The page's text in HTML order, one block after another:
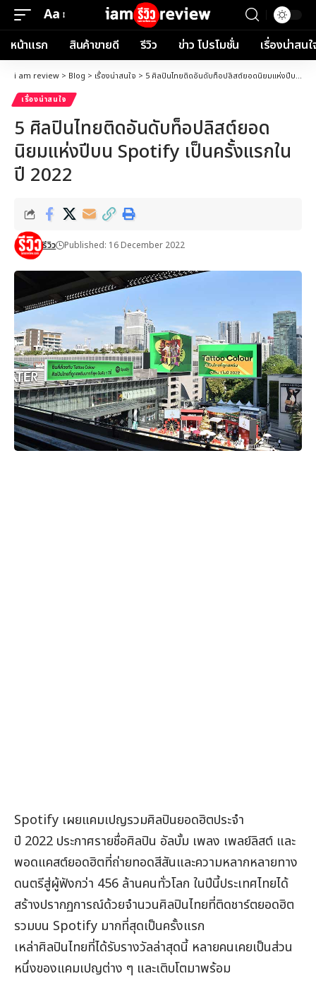
Font
Resizer
Aa
หน้าแรก สินค้าขายดี รีวิว ข่าว โปรโมชั่น เรื่องน่าสนใ
i am review > Blog > เรื่องน่าสนใจ > 5 ศิลปินไทยติดอันดับท็อปลิสต์ยอดนิยมแห่งปีบน Spotify เป็นครั้งแรกในปี 2022
เรื่องน่าสนใจ
5 ศิลปินไทยติดอันดับท็อปลิสต์ยอด
นิยมแห่งปีบน Spotify เป็นครั้งแรกใน
ปี 2022
รีวิว Published: 16 December 2022
Spotify เผยแคมเปญรวมศิลปินยอดฮิตประจำ
ปี 2022 ประกาศรายชื่อศิลปิน อัลบั้ม เพลง เพลย์ลิสต์ และ
พอดแคสต์ยอดฮิตที่ถ่ายทอดสีสันและความหลากหลายทาง
ดนตรีสู่ผู้ฟังกว่า 456 ล้านคนทั่วโลก ในปีนี้ประเทศไทยได้
สร้างปรากฏการณ์ด้วยจำนวนศิลปินไทยที่ติดชาร์ตยอดฮิต
รวมบน Spotify มากที่สุดเป็นครั้งแรก
เหล่าศิลปินไทยที่ได้รับรางวัลล่าสุดนี้ หลายคนเคยเป็นส่วน
หนึ่งของแคมเปญต่าง ๆ และเติบโตมาพร้อม